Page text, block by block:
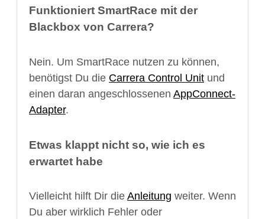
Funktioniert SmartRace mit der
Blackbox von Carrera?
Nein. Um SmartRace nutzen zu können,
benötigst Du die Carrera Control Unit und
einen daran angeschlossenen AppConnect-
Adapter.
Etwas klappt nicht so, wie ich es
erwartet habe
Vielleicht hilft Dir die Anleitung weiter. Wenn
Du aber wirklich Fehler oder